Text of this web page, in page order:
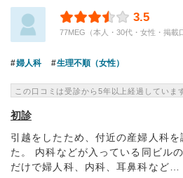
3.5
77MEG（本人・30代・女性・掲載
婦人科 生理不順（女性）
この口コミは受診から5年以上経過していま
初診
引越をしたため、付近の産婦人科
た。 内科などが入っている同ビル
だけで婦人科、内科、耳鼻科など…